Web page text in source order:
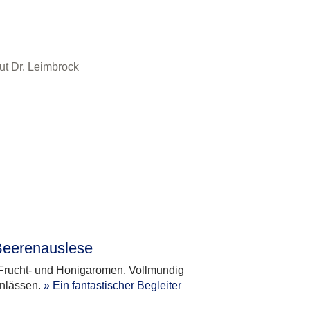
und Honigaromen. Vollmundig
» Ein fantastischer Begleiter